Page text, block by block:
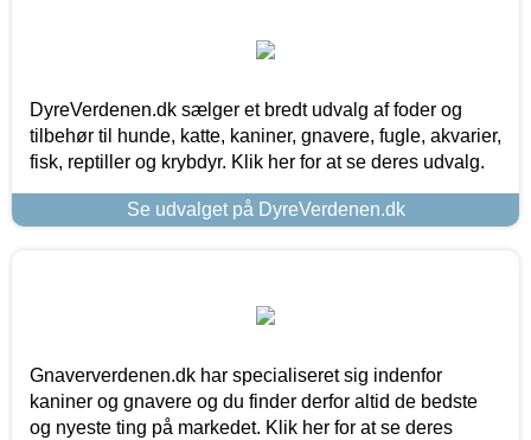
DyreVerdenen.dk sælger et bredt udvalg af foder og
tilbehør til hunde, katte, kaniner, gnavere, fugle, akvarier,
fisk, reptiller og krybdyr. Klik her for at se deres udvalg.
Se udvalget på DyreVerdenen.dk
Gnaververdenen.dk har specialiseret sig indenfor
kaniner og gnavere og du finder derfor altid de bedste
og nyeste ting på markedet. Klik her for at se deres